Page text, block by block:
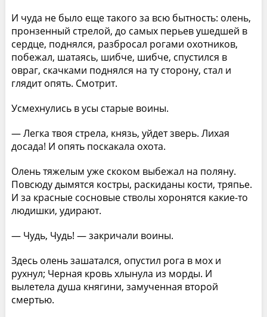
И чуда не было еще такого за всю бытность: олень,
пронзенный стрелой, до самых перьев ушедшей в
сердце, поднялся, разбросал рогами охотников,
побежал, шатаясь, шибче, шибче, спустился в
овраг, скачками поднялся на ту сторону, стал и
глядит опять. Смотрит.
Усмехнулись в усы старые воины.
— Легка твоя стрела, князь, уйдет зверь. Лихая
досада! И опять поскакала охота.
Олень тяжелым уже скоком выбежал на поляну.
Повсюду дымятся костры, раскиданы кости, тряпье.
И за красные сосновые стволы хоронятся какие-то
людишки, удирают.
— Чудь, Чудь! — закричали воины.
Здесь олень зашатался, опустил рога в мох и
рухнул; Черная кровь хлынула из морды. И
вылетела душа княгини, замученная второй
смертью.